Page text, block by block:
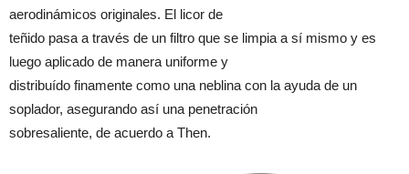
aerodinámicos originales. El licor de
teñido pasa a través de un filtro que se limpia a sí mismo y es
luego aplicado de manera uniforme y
distribuído finamente como una neblina con la ayuda de un
soplador, asegurando así una penetración
sobresaliente, de acuerdo a Then.